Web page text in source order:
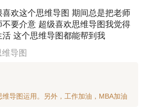
欢这个思维导图 期间总是把老师
要介意 超级喜欢思维导图我觉得
这个思维导图都能帮到我
导图